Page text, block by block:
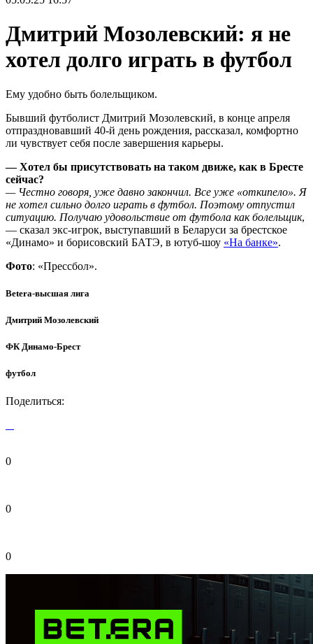
Дмитрий Мозолевский: я не
хотел долго играть в футбол
Ему удобно быть болельщиком.
Бывший футболист Дмитрий Мозолевский, в конце апреля
отпраздновавший 40-й день рождения, рассказал, комфортно
ли чувствует себя после завершения карьеры.
— Хотел бы присутствовать на таком движе, как в Бресте
сейчас?
— Честно говоря, уже давно закончил. Все уже «откипело». Я
не хотел сильно долго играть в футбол. Поэтому отпустил
ситуацию. Получаю удовольствие от футбола как болельщик,
— сказал экс-игрок, выступавший в Беларуси за брестское
«Динамо» и борисовский БАТЭ, в ютуб-шоу «На банке».
Фото: «Прессбол».
Betera-высшая лига
Дмитрий Мозолевский
ФК Динамо-Брест
футбол
Поделиться:
0
0
0